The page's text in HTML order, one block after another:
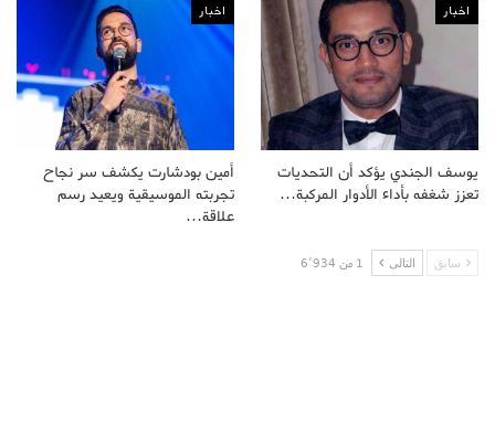
اخبار
يوسف الجندي يؤكد أن التحديات
تعزز شغفه بأداء الأدوار المركبة…
اخبار
أمين بودشارت يكشف سر نجاح
تجربته الموسيقية ويعيد رسم
علاقة…
سابق التالى 1 من 6٬934